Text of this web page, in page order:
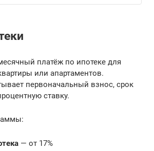
платёж по ипотеке для
или апартаментов.
первоначальный взнос, срок
ставку.
— от 17%